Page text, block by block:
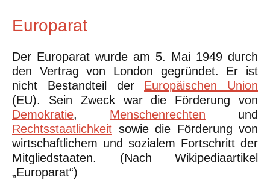
Europarat
Der Europarat wurde am 5. Mai 1949 durch
den Vertrag von London gegründet. Er ist
nicht Bestandteil der Europäischen Union
(EU). Sein Zweck war die Förderung von
Demokratie, Menschenrechten und
Rechtsstaatlichkeit sowie die Förderung von
wirtschaftlichem und sozialem Fortschritt der
Mitgliedstaaten. (Nach Wikipediaartikel
„Europarat“)